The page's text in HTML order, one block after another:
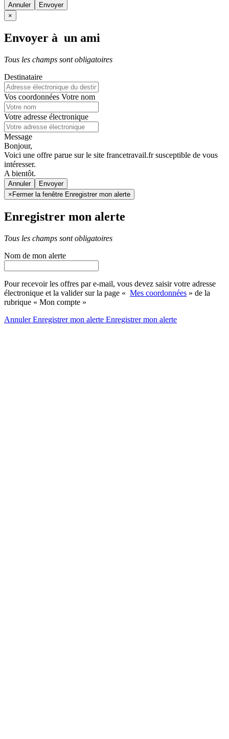
Annuler
×
Envoyer à un ami
Tous les champs sont obligatoires
Destinataire
Vos coordonnées Votre nom
Votre adresse électronique
Message
Bonjour,
Voici une offre parue sur le site francetravail.fr susceptible de vous
intéresser.
A bientôt.
Annuler
× Fermer la fenêtre Enregistrer mon alerte
Enregistrer mon alerte
Tous les champs sont obligatoires
Nom de mon alerte
Pour recevoir les offres par e-mail, vous devez saisir votre adresse
électronique et la valider sur la page « Mes coordonnées » de la
rubrique « Mon compte »
AnnulerEnregistrer mon alerte Enregistrermon alerte